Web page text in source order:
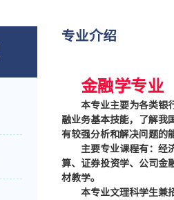
专业介绍
金融学专业
本专业主要为各类银
融业务基本技能，了解我
有较强分析和解决问题的
主要专业课程有：经
算、证券投资学、公司金
材教学。
本专业文理科学生兼